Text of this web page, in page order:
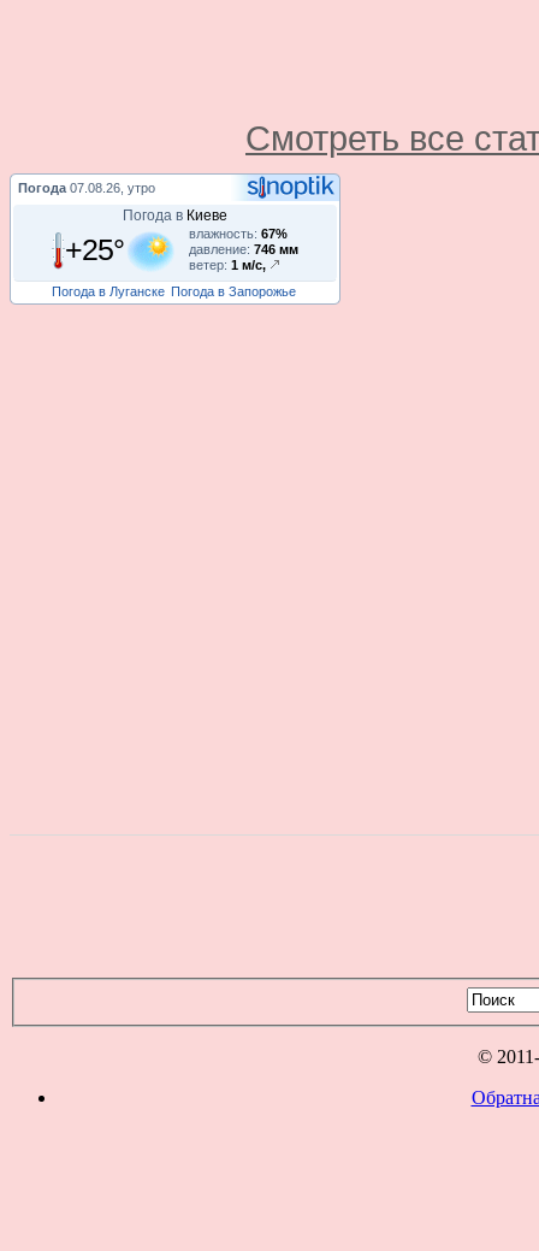
Смотреть все
Погода 07.08.26, утро
Погода в Киеве
+25° влажность: 67%
давление: 746 мм
ветер: 1 м/с,
Погода в Луганске Погода в Запорожье
©